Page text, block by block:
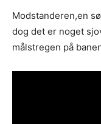
Modstanderen,en
dog det er noget
målstregen på